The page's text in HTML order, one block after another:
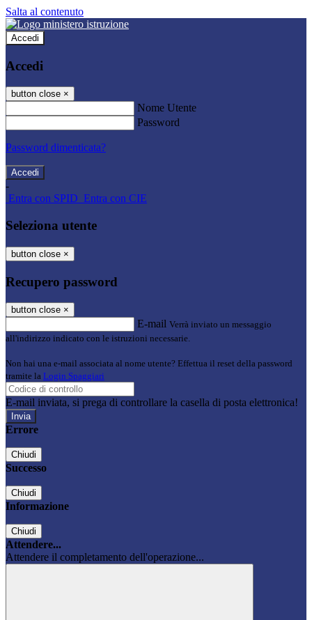
Salta al contenuto
Accedi
Accedi
button close ×
Nome Utente
Password
Password dimenticata?
-
Entra con SPID Entra con CIE
Seleziona utente
button close ×
Recupero password
button close ×
E-mail Verrà inviato un messaggio
all'indirizzo indicato con le istruzioni necessarie.
Non hai una e-mail associata al nome utente? Effettua il reset della password
tramite la Login Spaggiari
E-mail inviata, si prega di controllare la casella di posta elettronica!
Errore
Chiudi
Successo
Chiudi
Informazione
Chiudi
Attendere...
Attendere il completamento dell'operazione...